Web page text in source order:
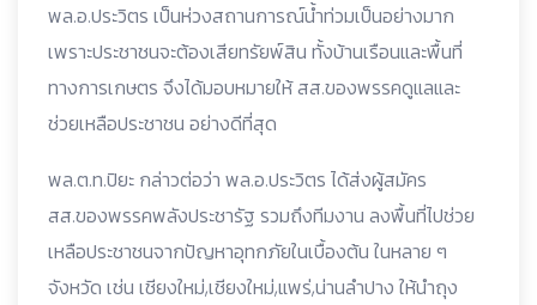
พล.อ.ประวิตร เป็นห่วงสถานการณ์น้ำท่วมเป็นอย่างมาก
เพราะประชาชนจะต้องเสียทรัยพ์สิน ทั้งบ้านเรือนและพื้นที่
ทางการเกษตร จึงได้มอบหมายให้ สส.ของพรรคดูแลและ
ช่วยเหลือประชาชน อย่างดีที่สุด
พล.ต.ท.ปิยะ กล่าวต่อว่า พล.อ.ประวิตร ได้ส่งผู้สมัคร
สส.ของพรรคพลังประชารัฐ รวมถึงทีมงาน ลงพื้นที่ไปช่วย
เหลือประชาชนจากปัญหาอุทกภัยในเบื้องต้น ในหลาย ๆ
จังหวัด เช่น เชียงใหม่,เชียงใหม่,แพร่,น่านลำปาง ให้นำถุง